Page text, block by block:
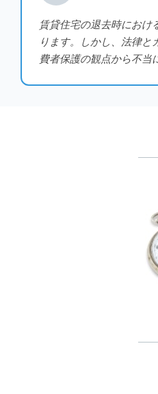
賃貸住宅の退去時におけ
ります。しかし、法律
費者保護の観点から不当